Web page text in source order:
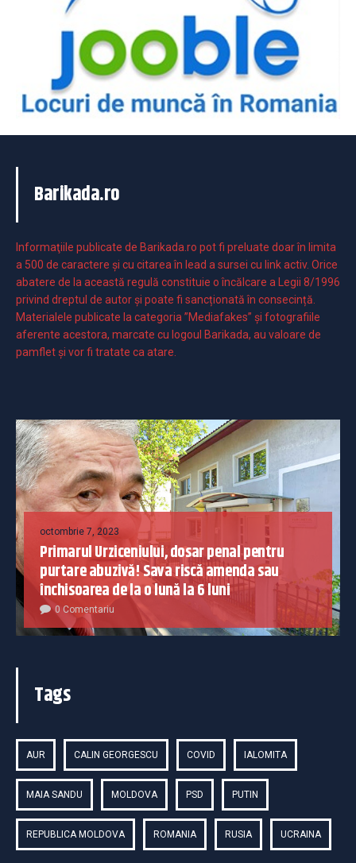
Barikada.ro
Informaţiile publicate de Barikada.ro pot fi preluate doar în limita
a 500 de caractere şi cu citarea în lead a sursei cu link activ. Orice
abatere de la această regulă constituie o încălcare a Legii 8/1996
privind dreptul de autor și poate fi sancționată în consecință.
Materialele publicate la categoria ”Mediafakes” și fotografiile
aferente acestora, marcate cu logoul Barikada, au valoare de
pamflet și vor fi tratate ca atare.
octombrie 7, 2023
Primarul Urziceniului, dosar penal pentru
purtare abuzivă! Sava riscă amenda sau
închisoarea de la o lună la 6 luni
0 Comentariu
Tags
AUR CALIN GEORGESCU COVID IALOMITA
MAIA SANDU MOLDOVA PSD PUTIN
REPUBLICA MOLDOVA ROMANIA RUSIA UCRAINA